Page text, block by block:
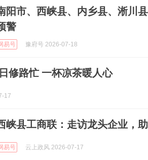
阳市、西峡县、内乡县、淅川
警
易号 豫府号 2026-07-18
修路忙 一杯凉茶暖人心
17
峡县工商联：走访龙头企业，
易号 云上政风 2026-07-17